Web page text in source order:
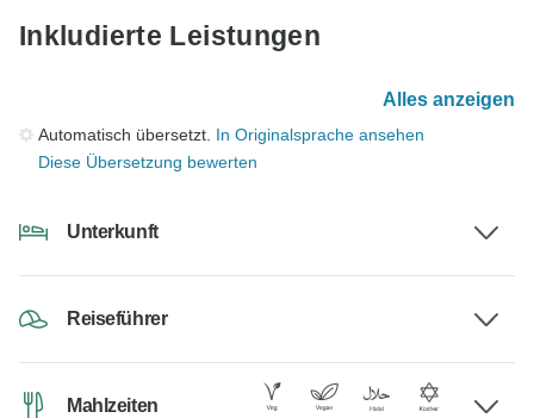
Inkludierte Leistungen
Alles anzeigen
Automatisch übersetzt. In Originalsprache ansehen
Diese Übersetzung bewerten
Unterkunft
Reiseführer
Mahlzeiten